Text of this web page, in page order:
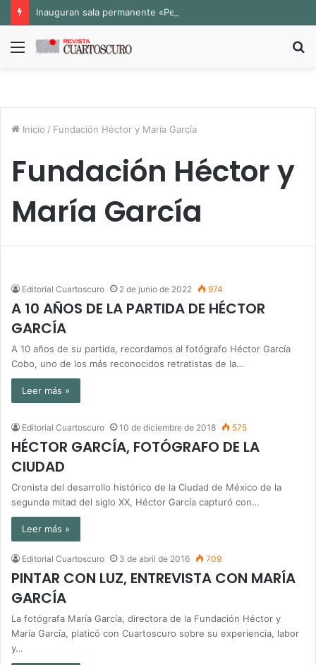
Menú
Inicio / Fundación Héctor y María García
Fundación Héctor y
María García
Editorial Cuartoscuro 2 de junio de 2022 974
A 10 AÑOS DE LA PARTIDA DE HÉCTOR
GARCÍA
A 10 años de su partida, recordamos al fotógrafo Héctor García
Cobo, uno de los más reconocidos retratistas de la…
Leer más »
Editorial Cuartoscuro 10 de diciembre de 2018 575
HÉCTOR GARCÍA, FOTÓGRAFO DE LA
CIUDAD
Cronista del desarrollo histórico de la Ciudad de México de la
segunda mitad del siglo XX, Héctor García capturó con…
Leer más »
Editorial Cuartoscuro 3 de abril de 2016 709
PINTAR CON LUZ, ENTREVISTA CON MARÍA
GARCÍA
La fotógrafa María García, directora de la Fundación Héctor y
María García, platicó con Cuartoscuro sobre su experiencia, labor
y…